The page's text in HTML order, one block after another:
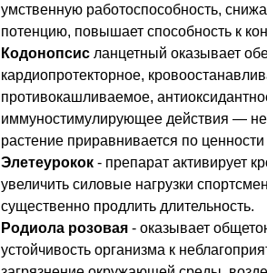
умственную работоспособность,
потенцию, повышает способность к
Кодонопсис ланцетный оказывает
кардиопротекторное,
противокашливаемое,
иммуностимулирующее действия —
растение приравнивается по
Элетеурокок - препарат активирует
увеличить силовые нагрузки
существенно продлить длительность.
Родиола розовая - оказывает
устойчивость организма к